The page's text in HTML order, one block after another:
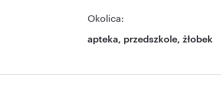
Okolica:
apteka, przedszkole, żłobek